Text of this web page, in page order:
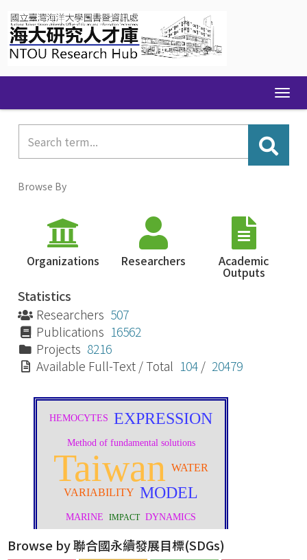
navigation
Browse By
Organizations Researchers Academic
Outputs
Statistics
Researchers 507
Publications 16562
Projects 8216
Available Full-Text / Total 104 / 20479
Browse by 聯合國永續發展目標(SDGs)